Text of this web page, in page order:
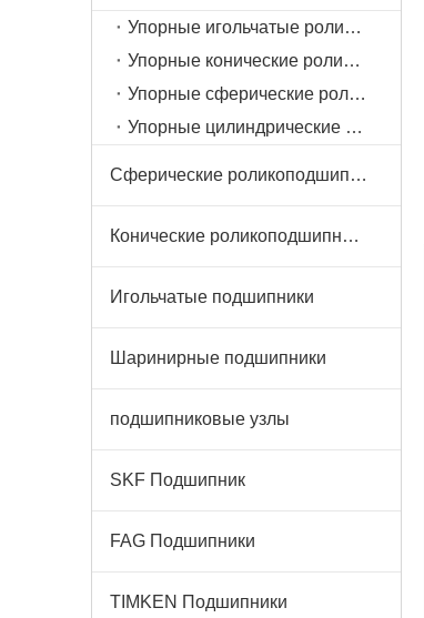
Упорные игольчатые роликоподшипники
Упорные конические роликоподшипники
Упорные сферические роликоподшипники
Упорные цилиндрические роликоподшипники
Сферические роликоподшипники
Конические роликоподшипники
Игольчатые подшипники
Шаринирные подшипники
подшипниковые узлы
SKF Подшипник
FAG Подшипники
TIMKEN Подшипники